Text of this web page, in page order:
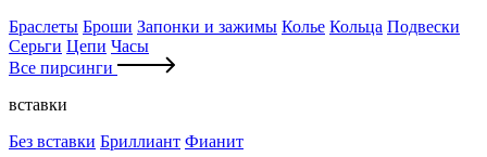
Браслеты Броши Запонки и зажимы Колье Кольца Подвески
Серьги Цепи Часы
Все пирсинги
вставки
Без вставки Бриллиант Фианит